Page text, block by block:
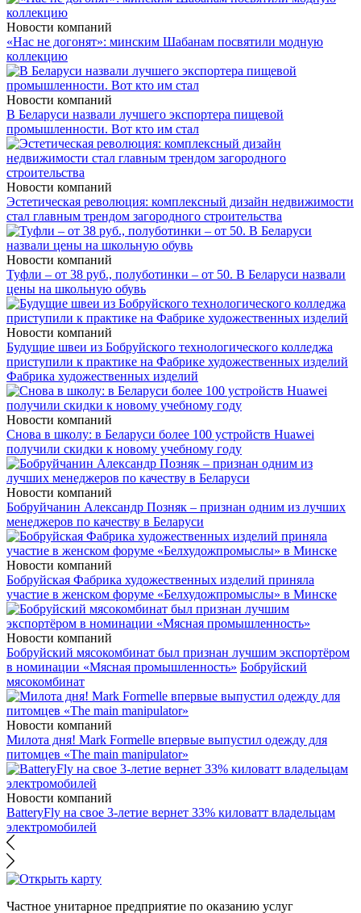
Новости компаний
«Нас не догонят»: минским Шабанам посвятили модную
коллекцию
Новости компаний
В Беларуси назвали лучшего экспортера пищевой
промышленности. Вот кто им стал
Новости компаний
Эстетическая революция: комплексный дизайн недвижимости
стал главным трендом загородного строительства
Новости компаний
Туфли – от 38 руб., полуботинки – от 50. В Беларуси назвали
цены на школьную обувь
Новости компаний
Будущие швеи из Бобруйского технологического колледжа
приступили к практике на Фабрике художественных изделий
Фабрика художественных изделий
Новости компаний
Снова в школу: в Беларуси более 100 устройств Huawei
получили скидки к новому учебному году
Новости компаний
Бобруйчанин Александр Позняк – признан одним из лучших
менеджеров по качеству в Беларуси
Новости компаний
Бобруйская Фабрика художественных изделий приняла
участие в женском форуме «Белхудожпромыслы» в Минске
Новости компаний
Бобруйский мясокомбинат был признан лучшим экспортёром
в номинации «Мясная промышленность» Бобруйский
мясокомбинат
Новости компаний
Милота дня! Mark Formelle впервые выпустил одежду для
питомцев «The main manipulator»
Новости компаний
BatteryFly на свое 3-летие вернет 33% киловатт владельцам
электромобилей
Частное унитарное предприятие по оказанию услуг